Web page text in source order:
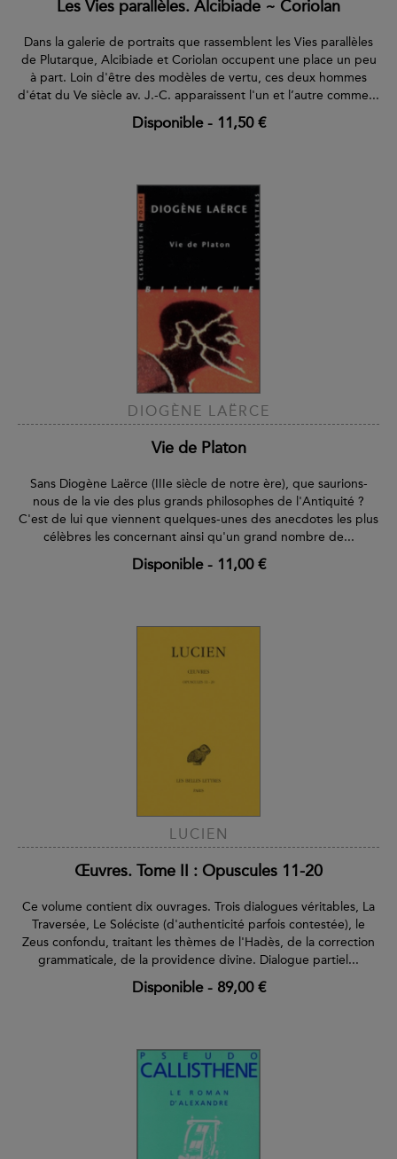
Les Vies parallèles. Alcibiade ~ Coriolan
Dans la galerie de portraits que rassemblent les Vies parallèles
de Plutarque, Alcibiade et Coriolan occupent une place un peu
à part. Loin d'être des modèles de vertu, ces deux hommes
d'état du Ve siècle av. J.-C. apparaissent l'un et l’autre comme...
Disponible- 11,50 €
DIOGÈNE LAËRCE
Vie de Platon
Sans Diogène Laërce (IIIe siècle de notre ère), que saurions-
nous de la vie des plus grands philosophes de l'Antiquité ?
C'est de lui que viennent quelques-unes des anecdotes les plus
célèbres les concernant ainsi qu'un grand nombre de...
Disponible- 11,00 €
LUCIEN
Œuvres. Tome II : Opuscules 11-20
Ce volume contient dix ouvrages. Trois dialogues véritables, La
Traversée, Le Soléciste (d'authenticité parfois contestée), le
Zeus confondu, traitant les thèmes de l'Hadès, de la correction
grammaticale, de la providence divine. Dialogue partiel...
Disponible- 89,00 €